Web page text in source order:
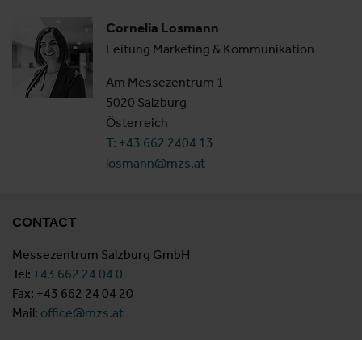
Cornelia Losmann
Leitung Marketing & Kommunikation
Am Messezentrum 1
5020 Salzburg
Österreich
T: +43 662 2404 13
losmann@mzs.at
CONTACT
Messezentrum Salzburg GmbH
Tel: +43 662 24 04 0
Fax: +43 662 24 04 20
Mail: office@mzs.at